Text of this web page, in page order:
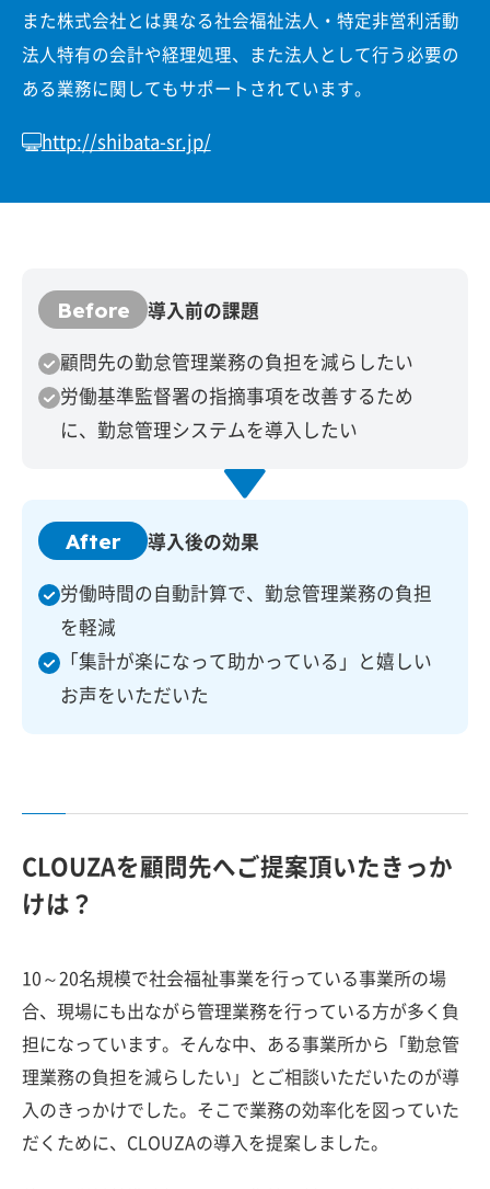
また株式会社とは異なる社会福祉法人・特定非営利活動
法人特有の会計や経理処理、また法人として行う必要の
ある業務に関してもサポートされています。
http://shibata-sr.jp/
Before
導入前の課題
顧問先の勤怠管理業務の負担を減らしたい
労働基準監督署の指摘事項を改善するため
に、勤怠管理システムを導入したい
After
導入後の効果
労働時間の自動計算で、勤怠管理業務の負担
を軽減
「集計が楽になって助かっている」と嬉しい
お声をいただいた
CLOUZAを顧問先へご提案頂いたきっか
けは？
10～20名規模で社会福祉事業を行っている事業所の場
合、現場にも出ながら管理業務を行っている方が多く負
担になっています。そんな中、ある事業所から「勤怠管
理業務の負担を減らしたい」とご相談いただいたのが導
入のきっかけでした。そこで業務の効率化を図っていた
だくために、CLOUZAの導入を提案しました。